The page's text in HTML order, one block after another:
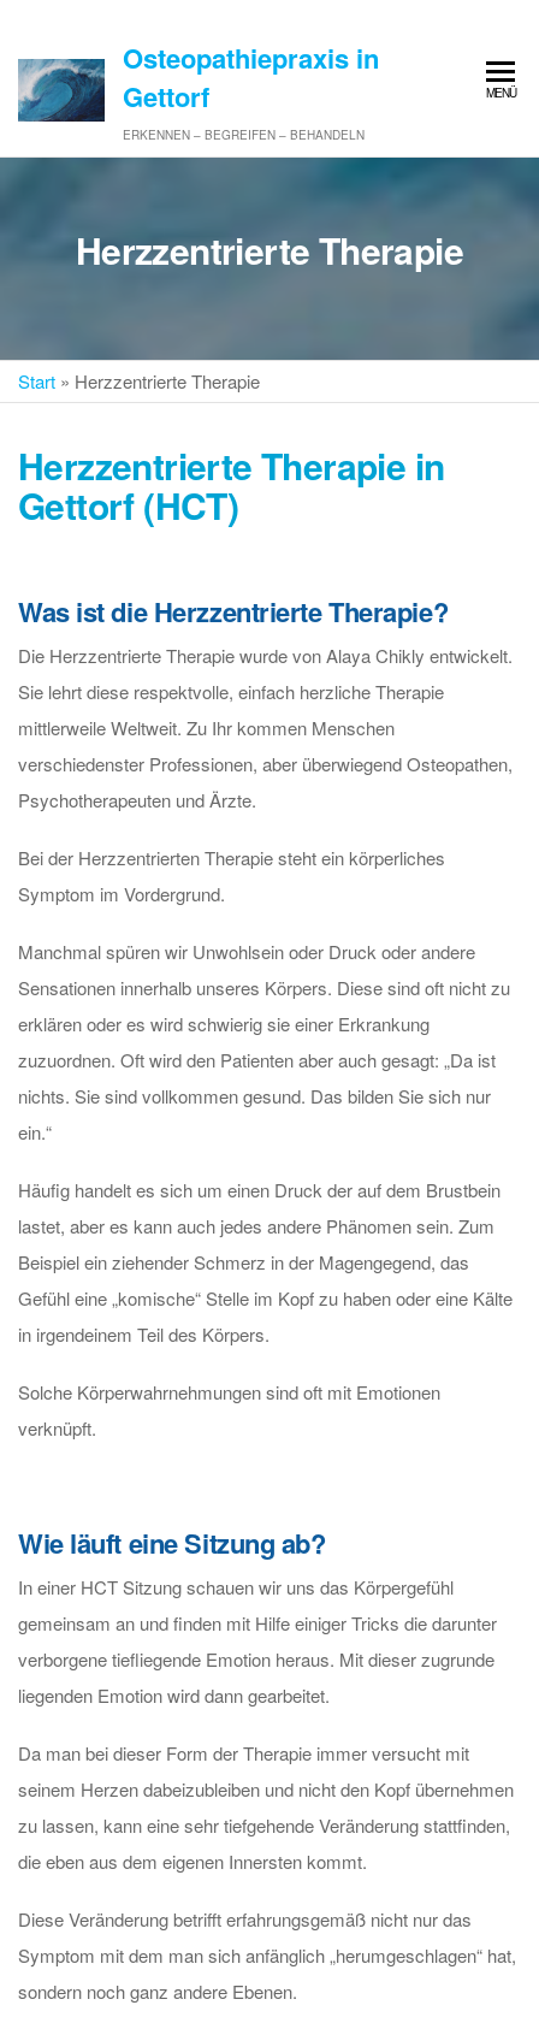
springen
Osteopathiepraxis in
Gettorf
ERKENNEN – BEGREIFEN – BEHANDELN
MENÜ
Herzzentrierte Therapie
Start » Herzzentrierte Therapie
Herzzentrierte Therapie in
Gettorf (HCT)
Was ist die Herzzentrierte Therapie?
Die Herzzentrierte Therapie wurde von Alaya Chikly entwickelt.
Sie lehrt diese respektvolle, einfach herzliche Therapie
mittlerweile Weltweit. Zu Ihr kommen Menschen
verschiedenster Professionen, aber überwiegend Osteopathen,
Psychotherapeuten und Ärzte.
Bei der Herzzentrierten Therapie steht ein körperliches
Symptom im Vordergrund.
Manchmal spüren wir Unwohlsein oder Druck oder andere
Sensationen innerhalb unseres Körpers. Diese sind oft nicht zu
erklären oder es wird schwierig sie einer Erkrankung
zuzuordnen. Oft wird den Patienten aber auch gesagt: „Da ist
nichts. Sie sind vollkommen gesund. Das bilden Sie sich nur
ein.“
Häufig handelt es sich um einen Druck der auf dem Brustbein
lastet, aber es kann auch jedes andere Phänomen sein. Zum
Beispiel ein ziehender Schmerz in der Magengegend, das
Gefühl eine „komische“ Stelle im Kopf zu haben oder eine Kälte
in irgendeinem Teil des Körpers.
Solche Körperwahrnehmungen sind oft mit Emotionen
verknüpft.
Wie läuft eine Sitzung ab?
In einer HCT Sitzung schauen wir uns das Körpergefühl
gemeinsam an und finden mit Hilfe einiger Tricks die darunter
verborgene tiefliegende Emotion heraus. Mit dieser zugrunde
liegenden Emotion wird dann gearbeitet.
Da man bei dieser Form der Therapie immer versucht mit
seinem Herzen dabeizubleiben und nicht den Kopf übernehmen
zu lassen, kann eine sehr tiefgehende Veränderung stattfinden,
die eben aus dem eigenen Innersten kommt.
Diese Veränderung betrifft erfahrungsgemäß nicht nur das
Symptom mit dem man sich anfänglich „herumgeschlagen“ hat,
sondern noch ganz andere Ebenen.